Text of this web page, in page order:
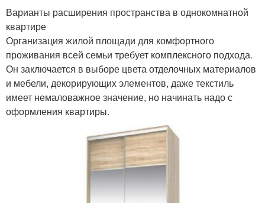
Варианты расширения пространства в однокомнатной
квартире
Организация жилой площади для комфортного
проживания всей семьи требует комплексного подхода.
Он заключается в выборе цвета отделочных материалов
и мебели, декорирующих элементов, даже текстиль
имеет немаловажное значение, но начинать надо с
оформления квартиры.